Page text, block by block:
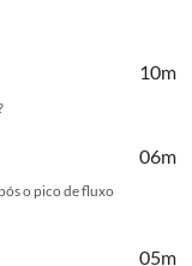
10m
06m
o pico de fluxo
05m